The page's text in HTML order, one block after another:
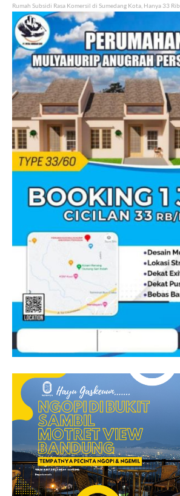
Rumah Subsidi Rasa Komersil di Sumedang Kota, Hanya 33